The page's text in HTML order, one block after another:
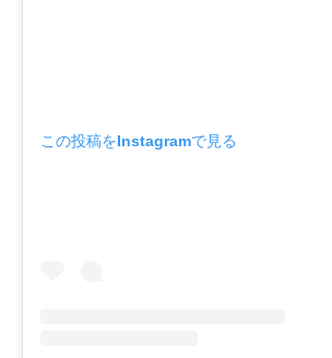
この投稿をInstagramで見る